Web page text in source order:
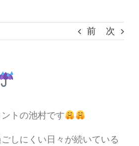
前 次
トの池村です
しにくい日々が続いている